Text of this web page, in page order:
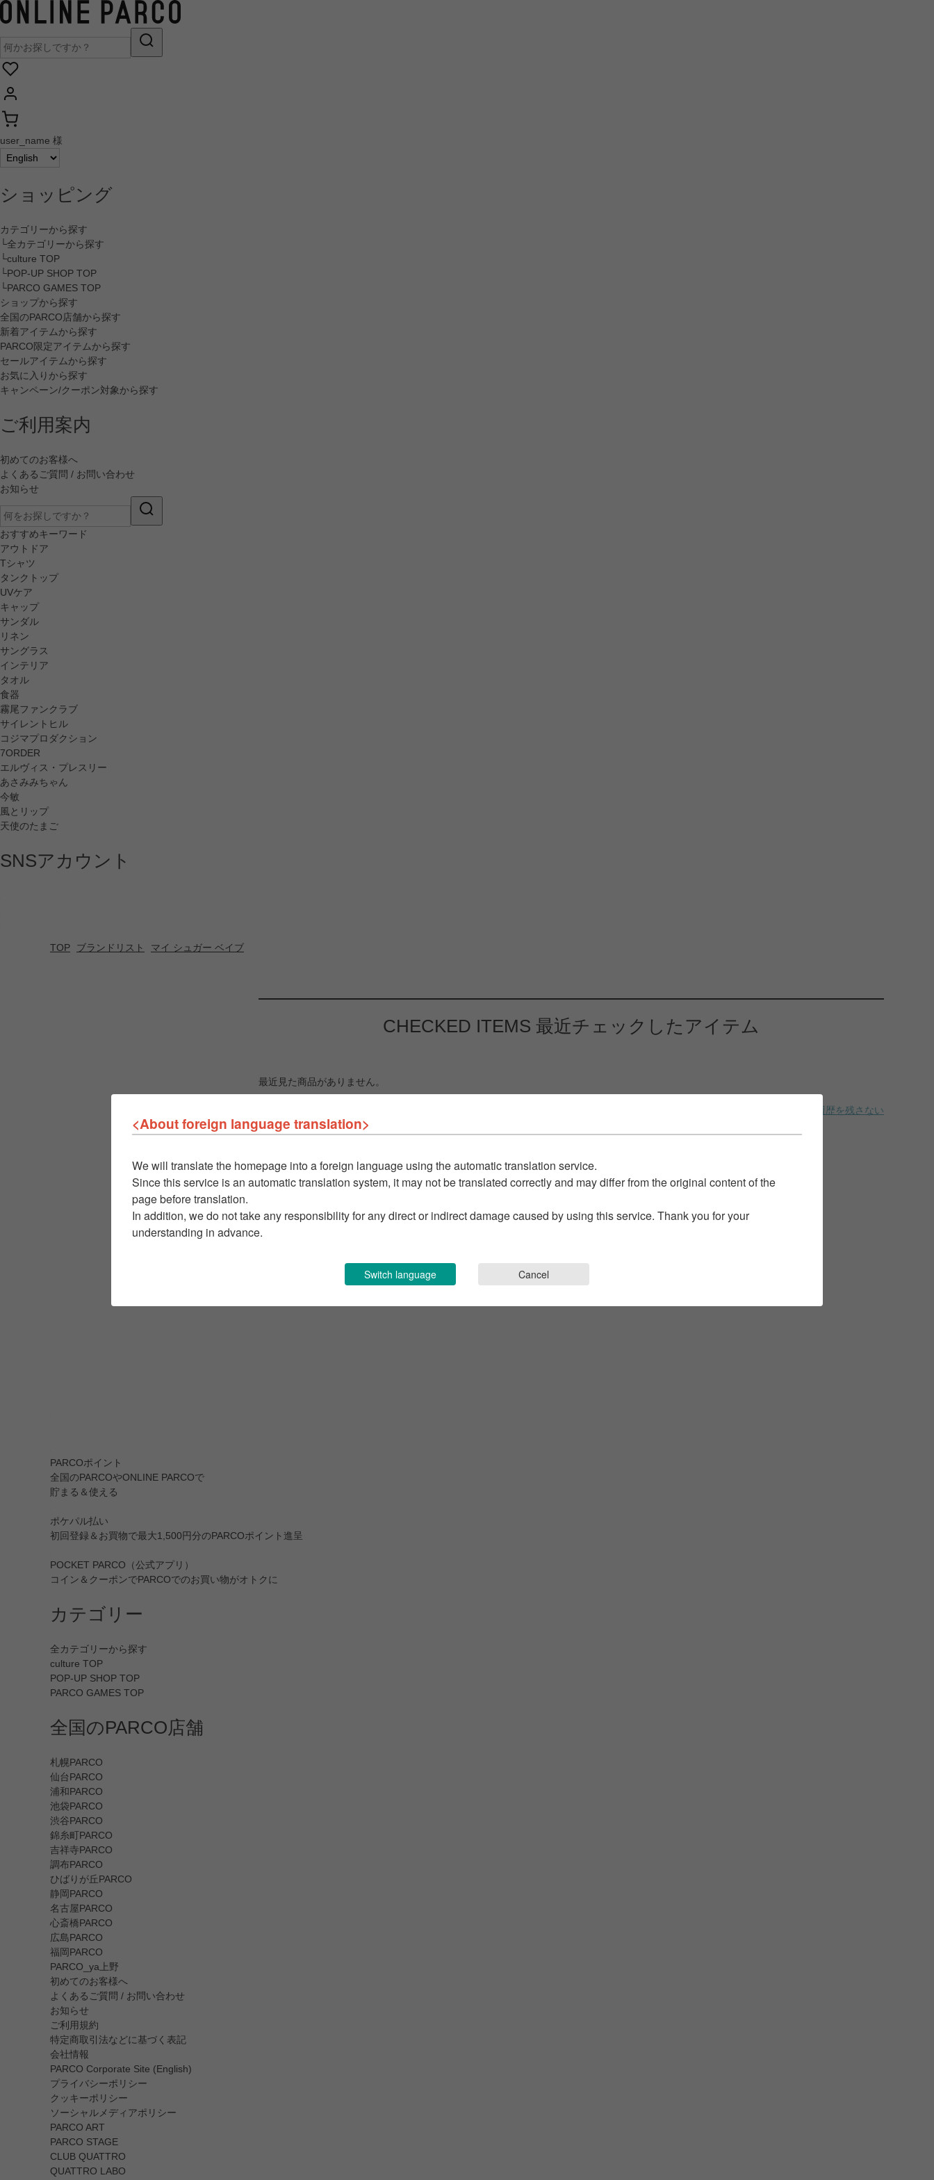
user_name 様
ショッピング
カテゴリーから探す
└全カテゴリーから探す
└culture TOP
└POP-UP SHOP TOP
└PARCO GAMES TOP
ショップから探す
全国のPARCO店舗から探す
新着アイテムから探す
PARCO限定アイテムから探す
セールアイテムから探す
お気に入りから探す
キャンペーン/クーポン対象から探す
ご利用案内
初めてのお客様へ
よくあるご質問 / お問い合わせ
お知らせ
おすすめキーワード
アウトドア
Tシャツ
タンクトップ
UVケア
キャップ
サンダル
リネン
サングラス
インテリア
タオル
食器
霧尾ファンクラブ
サイレントヒル
コジマプロダクション
7ORDER
エルヴィス・プレスリー
あさみみちゃん
今敏
風とリップ
天使のたまご
SNSアカウント
TOP ブランドリスト マイ シュガー ベイブ
CHECKED ITEMS 最近チェックしたアイテム
最近見た商品がありません。
履歴を残さない
PARCOポイント
全国のPARCOやONLINE PARCOで
貯まる＆使える
ポケパル払い
初回登録＆お買物で最大1,500円分のPARCOポイント進呈
POCKET PARCO（公式アプリ）
コイン＆クーポンでPARCOでのお買い物がオトクに
カテゴリー
全カテゴリーから探す
culture TOP
POP-UP SHOP TOP
PARCO GAMES TOP
全国のPARCO店舗
札幌PARCO
仙台PARCO
浦和PARCO
池袋PARCO
渋谷PARCO
錦糸町PARCO
吉祥寺PARCO
調布PARCO
ひばりが丘PARCO
静岡PARCO
名古屋PARCO
心斎橋PARCO
広島PARCO
福岡PARCO
PARCO_ya上野
初めてのお客様へ
よくあるご質問 / お問い合わせ
お知らせ
ご利用規約
特定商取引法などに基づく表記
会社情報
PARCO Corporate Site (English)
プライバシーポリシー
クッキーポリシー
ソーシャルメディアポリシー
PARCO ART
PARCO STAGE
CLUB QUATTRO
QUATTRO LABO
<About foreign language translation>
We will translate the homepage into a foreign language using the automatic translation service.
Since this service is an automatic translation system, it may not be translated correctly and may differ from the original content of the
page before translation.
In addition, we do not take any responsibility for any direct or indirect damage caused by using this service. Thank you for your
understanding in advance.
Switch language Cancel